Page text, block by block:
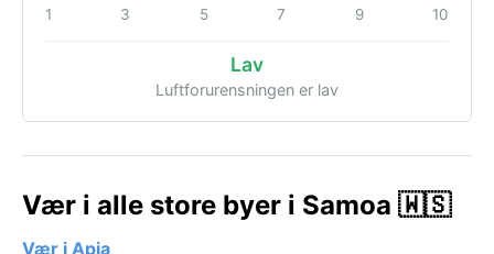
1 3 5 7 9 10
Lav
Luftforurensningen er lav
Vær i alle store byer i Samoa 🇼🇸
Vær i Apia